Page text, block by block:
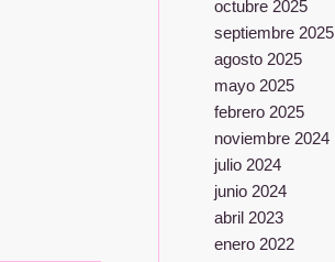
octubre 2025
septiembre 2025
agosto 2025
mayo 2025
febrero 2025
noviembre 2024
julio 2024
junio 2024
abril 2023
enero 2022